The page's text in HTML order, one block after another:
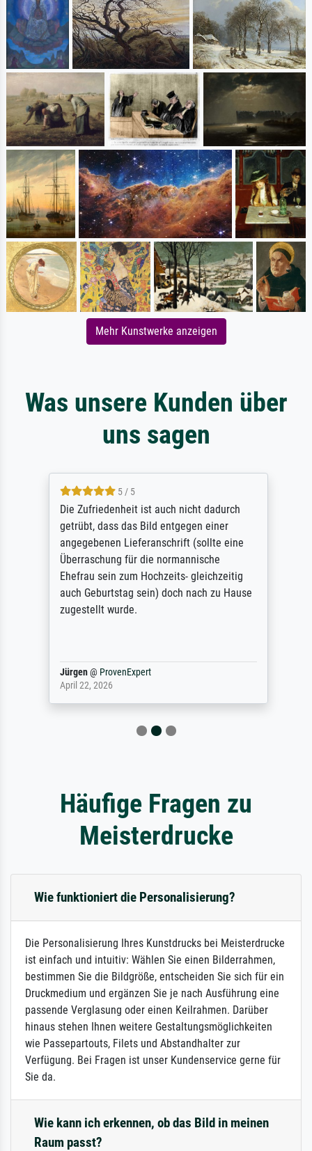
Mehr Kunstwerke anzeigen
Was unsere Kunden über
uns sagen
5 / 5
Die Zufriedenheit ist auch nicht dadurch
getrübt, dass das Bild entgegen einer
angegebenen Lieferanschrift (sollte eine
Überraschung für die normannische
Ehefrau sein zum Hochzeits- gleichzeitig
auch Geburtstag sein) doch nach zu Hause
zugestellt wurde.
Jürgen@ ProvenExpert
April 22, 2026
Häufige Fragen zu
Meisterdrucke
Wie funktioniert die Personalisierung?
Die Personalisierung Ihres Kunstdrucks bei Meisterdrucke
ist einfach und intuitiv: Wählen Sie einen Bilderrahmen,
bestimmen Sie die Bildgröße, entscheiden Sie sich für ein
Druckmedium und ergänzen Sie je nach Ausführung eine
passende Verglasung oder einen Keilrahmen. Darüber
hinaus stehen Ihnen weitere Gestaltungsmöglichkeiten
wie Passepartouts, Filets und Abstandhalter zur
Verfügung. Bei Fragen ist unser Kundenservice gerne für
Sie da.
Wie kann ich erkennen, ob das Bild in meinen
Raum passt?